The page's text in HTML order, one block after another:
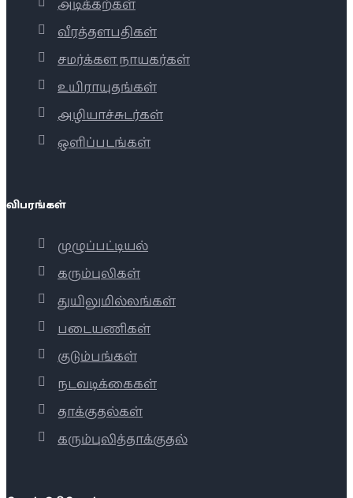
அடிக்கற்கள்
வீரத்தளபதிகள்
சமர்க்கள நாயகர்கள்
உயிராயுதங்கள்
அழியாச்சுடர்கள்
ஒளிப்படங்கள்
விபரங்கள்
முழுப்பட்டியல்
கரும்புலிகள்
துயிலுமில்லங்கள்
படையணிகள்
குடும்பங்கள்
நடவடிக்கைகள்
தாக்குதல்கள்
கரும்புலித்தாக்குதல்